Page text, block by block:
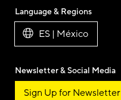
Language & Regions
ES | México
Newsletter & Social Media
Sign Up for Newsletter